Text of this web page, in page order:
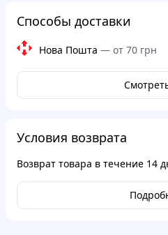
Способы доставки
Нова Пошта — от 70 грн
Условия возврата
Возврат товара в течение 14